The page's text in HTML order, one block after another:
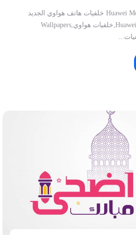
Huawei MediaPad M6 Wallpapers خلفيات هاتف هواوي الجديد
Huawei MediaPad M6,Huawei,خلفيات هواوي,Wallpapers